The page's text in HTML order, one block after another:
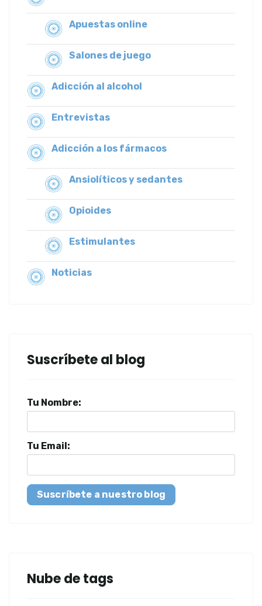
Apuestas online
Salones de juego
Adicción al alcohol
Entrevistas
Adicción a los fármacos
Ansiolíticos y sedantes
Opioides
Estimulantes
Noticias
Suscríbete al blog
Tu Nombre:
Tu Email:
Suscríbete a nuestro blog
Nube de tags